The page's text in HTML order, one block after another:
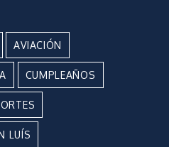
AVIACIÓN
CUMPLEAÑOS
LUÍS